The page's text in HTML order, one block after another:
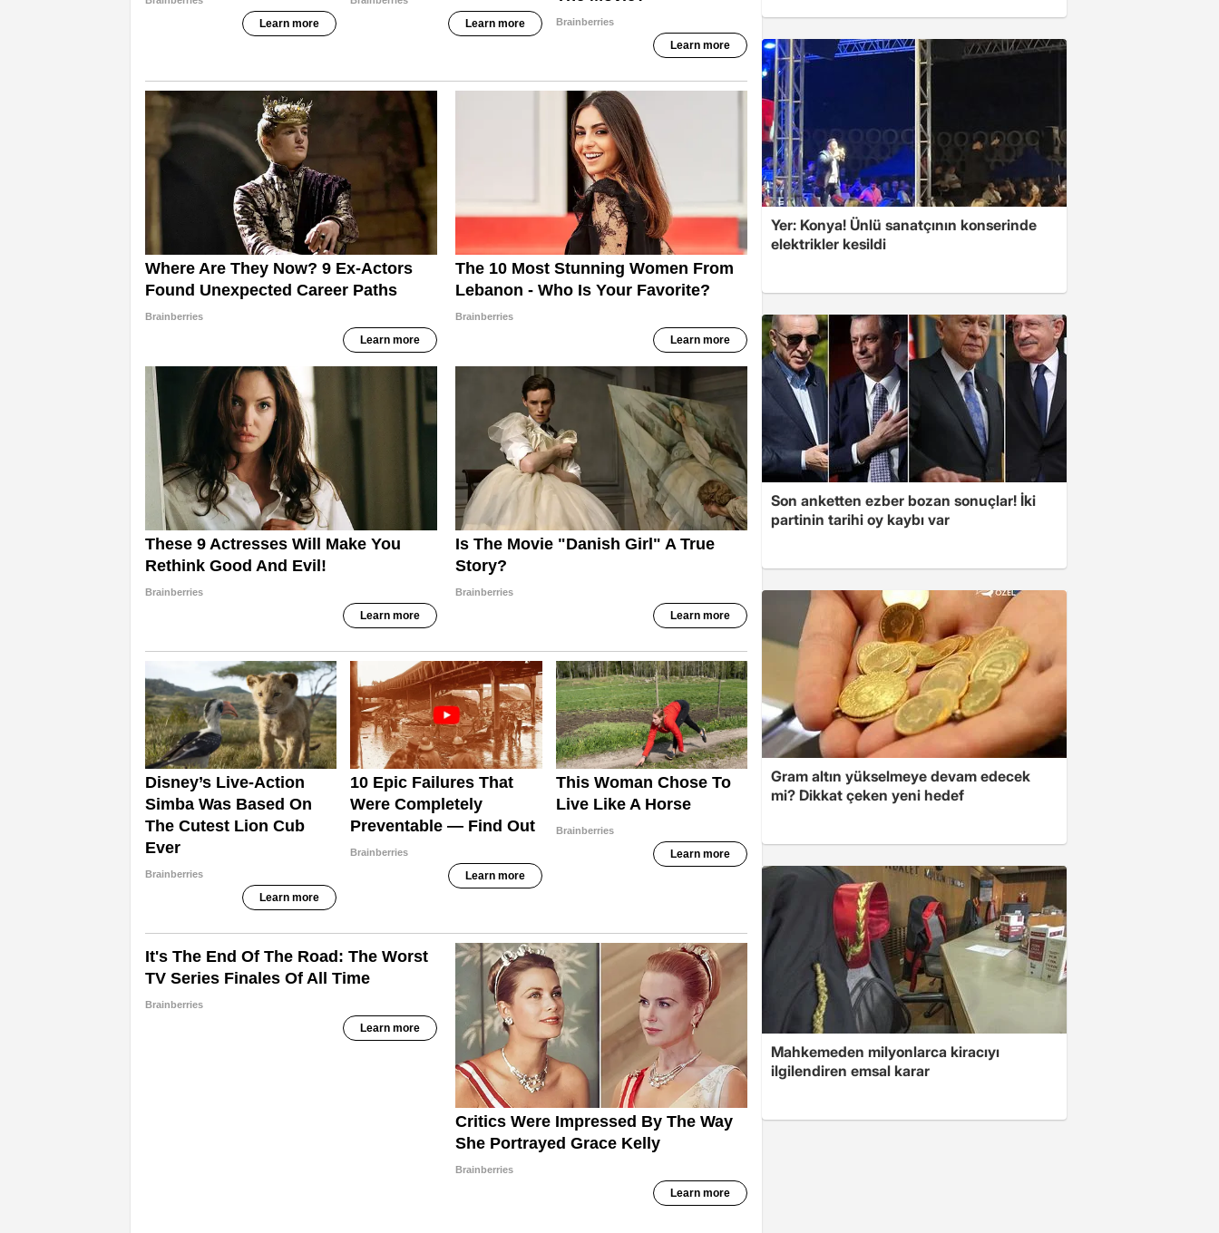
Yer: Konya! Ünlü sanatçının konserinde
elektrikler kesildi
Son anketten ezber bozan sonuçlar! İki
partinin tarihi oy kaybı var
Gram altın yükselmeye devam edecek
mi? Dikkat çeken yeni hedef
Mahkemeden milyonlarca kiracıyı
ilgilendiren emsal karar